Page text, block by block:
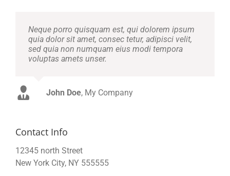
Neque porro quisquam est, qui dolorem ipsum
quia dolor sit amet, consec tetur, adipisci velit,
sed quia non numquam eius modi tempora
voluptas amets unser.
John Doe, My Company
Luke Beck Theme Fusion
Contact Info
12345 north Street
New York City, NY 555555